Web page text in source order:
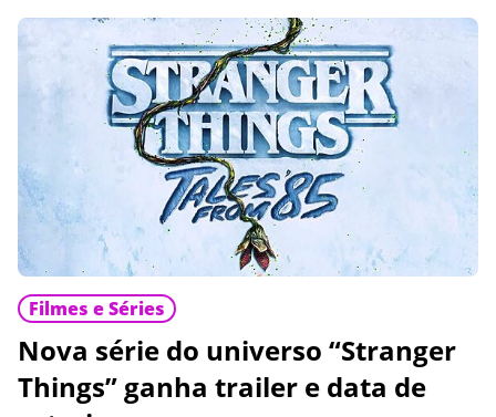
Filmes e Séries
Nova série do universo “Stranger
Things” ganha trailer e data de